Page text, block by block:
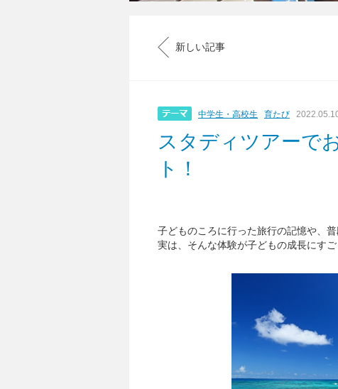
新しい記事
中学生・高校生 育たび
スタディツアーで
ト！
子どものころに行った旅行の記憶や、
実は、そんな体験が子どもの成長にす